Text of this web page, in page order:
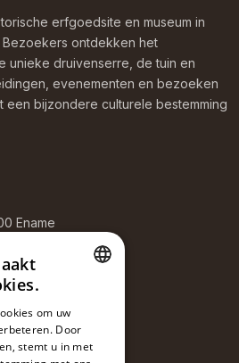
erfgoedsite en museum in
Bezoekers ontdekken het
unieke druivenserre, de tuin en
evenementen en bezoeken
een bijzondere culturele bestemming
Ename
FRENCH
om uw
Door
stemt u in met